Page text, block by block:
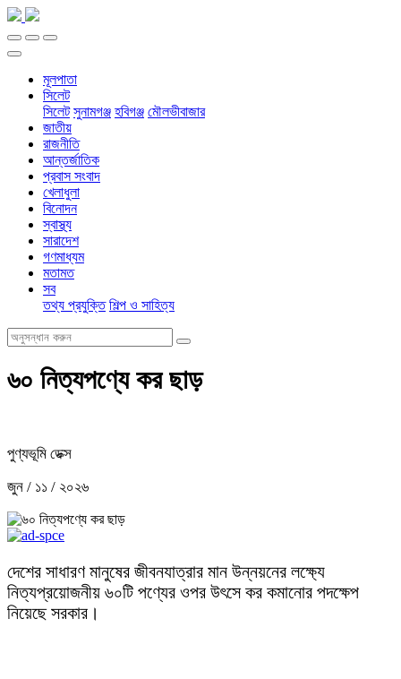
মূলপাতা
সিলেট
সিলেট সুনামগঞ্জ হবিগঞ্জ মৌলভীবাজার
জাতীয়
রাজনীতি
আন্তর্জাতিক
প্রবাস সংবাদ
খেলাধুলা
বিনোদন
স্বাস্থ্য
সারাদেশ
গণমাধ্যম
মতামত
সব
তথ্য প্রযুক্তি শিল্প ও সাহিত্য
৬০ নিত্যপণ্যে কর ছাড়
পুণ্যভূমি ডেক্স
জুন / ১১ / ২০২৬
দেশের সাধারণ মানুষের জীবনযাত্রার মান উন্নয়নের লক্ষ্যে
নিত্যপ্রয়োজনীয় ৬০টি পণ্যের ওপর উৎসে কর কমানোর পদক্ষেপ
নিয়েছে সরকার।